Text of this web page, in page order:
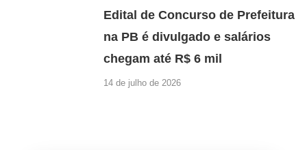
Edital de Concurso de Prefeitura
na PB é divulgado e salários
chegam até R$ 6 mil
14 de julho de 2026